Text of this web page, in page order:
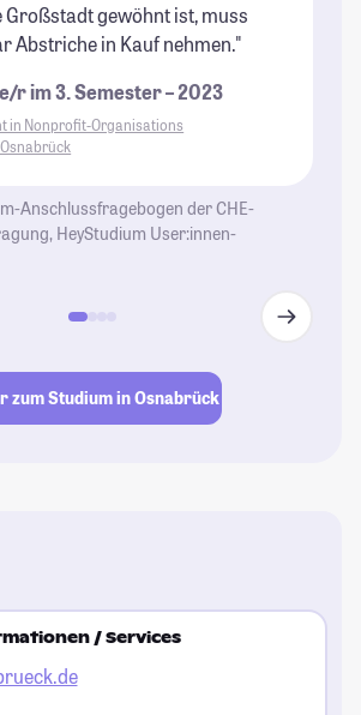
Großstadt gewöhnt ist, muss
Abstriche in Kauf nehmen."
r im 3. Semester – 2023
in Nonprofit-Organisations
Anschlussfragebogen der CHE-
HeyStudium User:innen-
zum Studium in Osnabrück
/ Services